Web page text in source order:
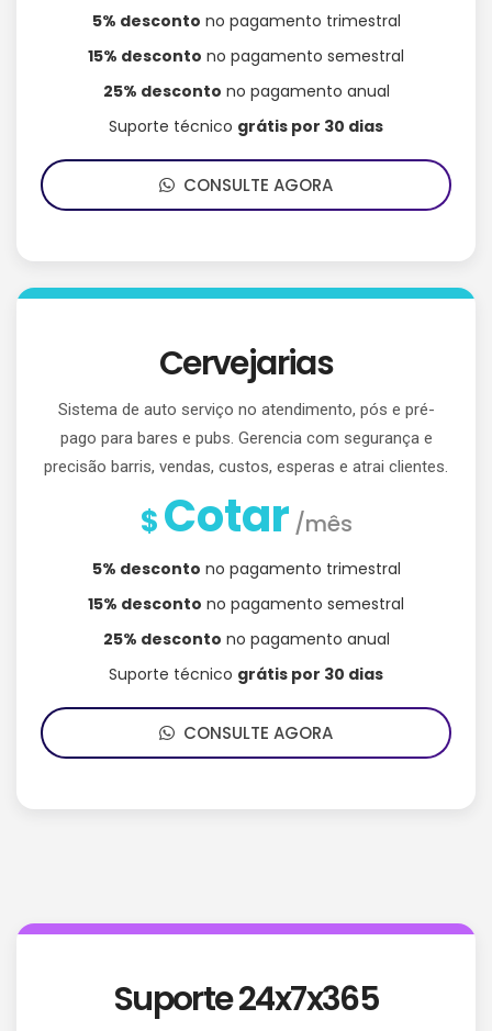
5% desconto no pagamento trimestral
15% desconto no pagamento semestral
25% desconto no pagamento anual
Suporte técnico grátis por 30 dias
CONSULTE AGORA
Cervejarias
Sistema de auto serviço no atendimento, pós e pré-
pago para bares e pubs. Gerencia com segurança e
precisão barris, vendas, custos, esperas e atrai clientes.
$Cotar /mês
5% desconto no pagamento trimestral
15% desconto no pagamento semestral
25% desconto no pagamento anual
Suporte técnico grátis por 30 dias
CONSULTE AGORA
Suporte 24x7x365